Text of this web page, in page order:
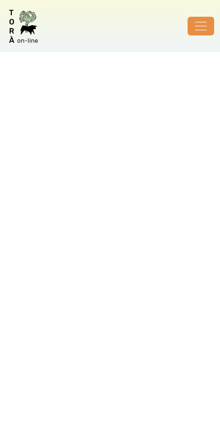
ID de foto no vàlid